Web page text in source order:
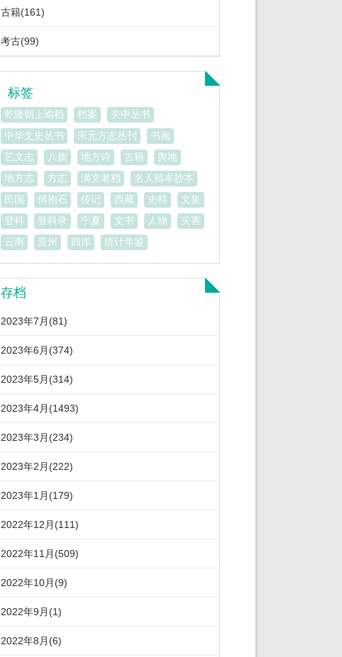
古籍(161)
考古(99)
标签
乾隆朝上谕档 档案
关中丛书
中华文史丛书
宋元方志丛刊
书画
艺文志
八旗 地方诗 古籍
舆地
地方志
方志 满文老档
名人稿本抄本
民国
傅抱石 传记 西藏 史料
文集
登科
登科录 宁夏 文书 人物
灾害
云南
贵州 四库 统计年鉴
存档
2023年7月(81)
2023年6月(374)
2023年5月(314)
2023年4月(1493)
2023年3月(234)
2023年2月(222)
2023年1月(179)
2022年12月(111)
2022年11月(509)
2022年10月(9)
2022年9月(1)
2022年8月(6)